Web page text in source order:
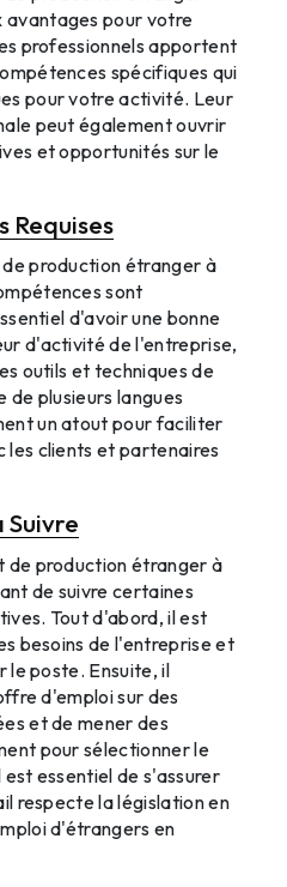
avantages pour votre
professionnels apportent
spécifiques qui
pour votre activité. Leur
peut également ouvrir
et opportunités sur le
Requises
production étranger à
sont
d'avoir une bonne
d'activité de l'entreprise,
outils et techniques de
plusieurs langues
un atout pour faciliter
les clients et partenaires
Suivre
de production étranger à
de suivre certaines
Tout d'abord, il est
besoins de l'entreprise et
le poste. Ensuite, il
d'emploi sur des
et de mener des
pour sélectionner le
essentiel de s'assurer
respecte la législation en
d'étrangers en